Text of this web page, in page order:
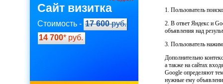
Сайт визитка
Стоимость - 17 600руб.
14 700* руб.
1. Пользователь
2. В ответ Яндекс и
объявления над
3. Пользователь
Дополнительно
а также на сайтах
Google определяют
нужные ему